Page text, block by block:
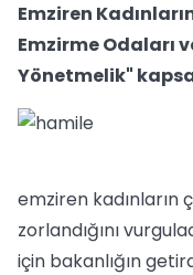
Emziren
Emzirme Odaları
Yönetmelik"
emziren kadınların
zorlandığını
için bakanlığın